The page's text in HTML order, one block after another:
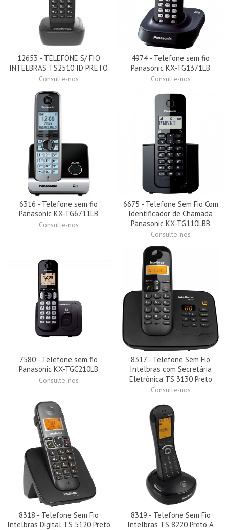
12653 - TELEFONE S/ FIO
INTELBRAS TS2510 ID PRETO
Consulte-nos
4974 - Telefone sem fio
Panasonic KX-TG1371LB
Consulte-nos
6316 - Telefone sem fio
Panasonic KX-TG6711LB
Consulte-nos
6675 - Telefone Sem Fio Com
Identificador de Chamada
Panasonic KX-TG110LBB
Consulte-nos
7580 - Telefone sem fio
Panasonic KX-TGC210LB
Consulte-nos
8317 - Telefone Sem Fio
Intelbras com Secretária
Eletrônica TS 3130 Preto
Consulte-nos
8318 - Telefone Sem Fio
Intelbras Digital TS 5120 Preto
8319 - Telefone Sem Fio
Intelbras TS 8220 Preto A